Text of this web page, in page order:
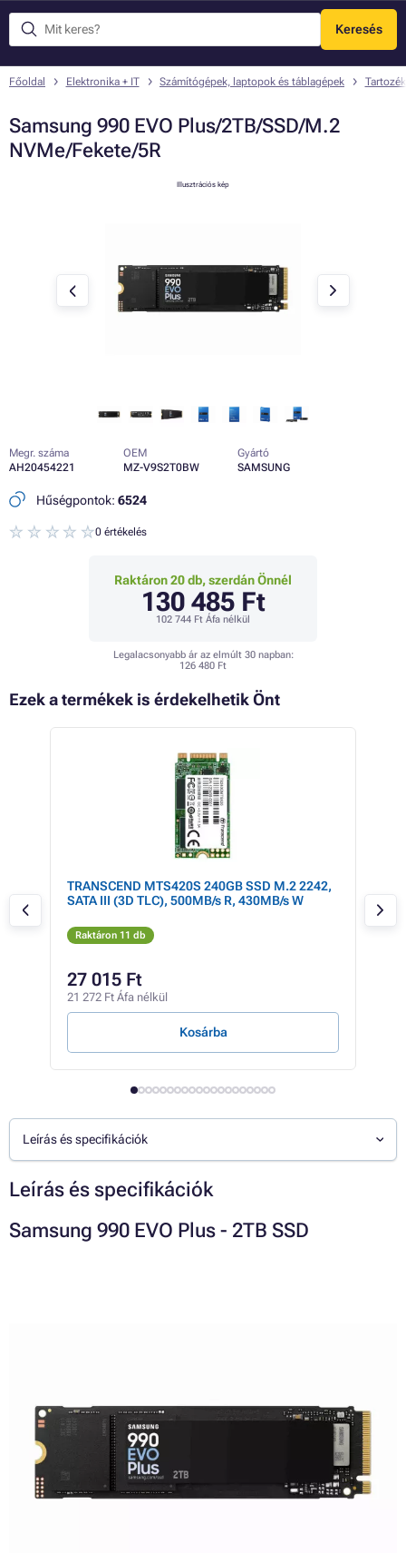
Keresés
Menü
Főoldal Elektronika + IT Számítógépek, laptopok és táblagépek
Samsung 990 EVO Plus/2TB/SSD/M.2
NVMe/Fekete/5R
Illusztrációs kép
Megr. száma
AH20454221
OEM
MZ-V9S2T0BW
Gyártó
SAMSUNG
Hűségpontok: 6524
0 értékelés
Raktáron 20 db, szerdán Önnél
130 485 Ft
102 744 Ft Áfa nélkül
Legalacsonyabb ár az elmúlt 30 napban:
126 480 Ft
Ezek a termékek is érdekelhetik Önt
TRANSCEND MTS420S 240GB SSD M.2 2242,
SATA III (3D TLC), 500MB/s R, 430MB/s W
Raktáron 11 db
27 015 Ft
21 272 Ft Áfa nélkül
Kosárba
Leírás és specifikációk
Leírás és specifikációk
Samsung 990 EVO Plus - 2TB SSD